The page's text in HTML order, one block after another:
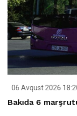
06 Avqust 2026
Bakıda 6